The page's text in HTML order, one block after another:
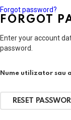
Forgot password?
FORGOT
Enter your account
password.
Nume utilizator sau